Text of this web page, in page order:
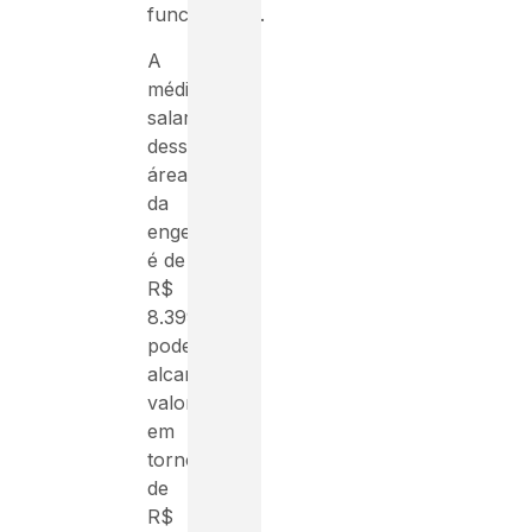
funcionários.
A
média
salarial
dessa
área
da
engenharia
é de
R$
8.399,45,
podendo
alcançar
valores
em
torno
de
R$